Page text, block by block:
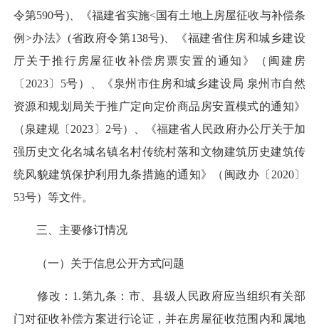
令第590号)、《福建省实施<国有土地上房屋征收与补偿条
例>办法》(省政府令第138号)、《福建省住房和城乡建设
厅关于推行房屋征收补偿房票安置的通知》（闽建房
〔2023〕5号）、《泉州市住房和城乡建设局 泉州市自然
资源和规划局关于推广定向定价商品房安置模式的通知》
（泉建规〔2023〕2号）、《福建省人民政府办公厅关于加
强历史文化名城名镇名村传统村落和文物建筑历史建筑传
统风貌建筑保护利用九条措施的通知》（闽政办〔2020〕
53号）等文件。
三、主要修订情况
（一）关于信息公开方式问题
修改：1.第九条：市、县级人民政府应当组织有关部
门对征收补偿方案进行论证，并在房屋征收范围内和属地